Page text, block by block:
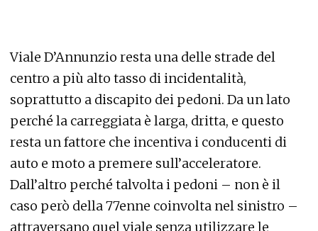
Viale D’Annunzio resta una delle strade del
centro a più alto tasso di incidentalità,
soprattutto a discapito dei pedoni. Da un lato
perché la carreggiata è larga, dritta, e questo
resta un fattore che incentiva i conducenti di
auto e moto a premere sull’acceleratore.
Dall’altro perché talvolta i pedoni – non è il
caso però della 77enne coinvolta nel sinistro –
attraversano quel viale senza utilizzare le